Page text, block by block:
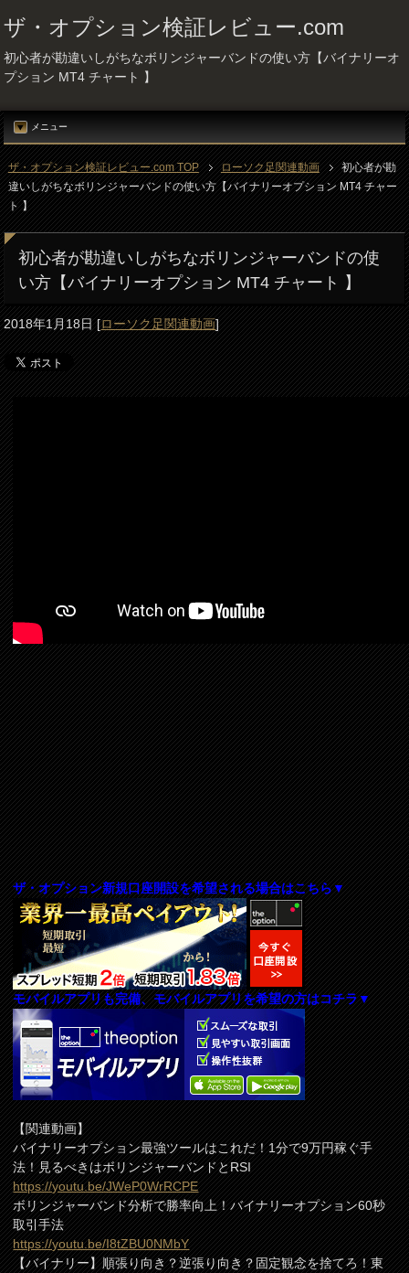
ザ・オプション検証レビュー.com
初心者が勘違いしがちなボリンジャーバンドの使い方【バイナリーオ
プション MT4 チャート 】
メニュー
ザ・オプション検証レビュー.com TOP ローソク足関連動画
初心者が勘
違いしがちなボリンジャーバンドの使い方【バイナリーオプション MT4 チャー
ト 】
初心者が勘違いしがちなボリンジャーバンドの使
い方【バイナリーオプション MT4 チャート 】
2018年1月18日[ローソク足関連動画]
ザ・オプション新規口座開設を希望される場合はこちら▼
モバイルアプリも完備、モバイルアプリを希望の方はコチラ▼
【関連動画】
バイナリーオプション最強ツールはこれだ！1分で9万円稼ぐ手
法！見るべきはボリンジャーバンドとRSI
https://youtu.be/JWeP0WrRCPE
ボリンジャーバンド分析で勝率向上！バイナリーオプション60秒
取引手法
https://youtu.be/I8tZBU0NMbY
【バイナリー】順張り向き？逆張り向き？固定観念を捨てろ！東